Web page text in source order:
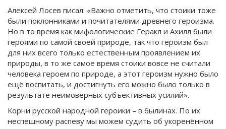
Алексей Лосев писал: «Важно отметить, что стоики тоже
были поклонниками и почитателями древнего героизма.
Но в то время как мифологические Геракл и Ахилл были
героями по самой своей природе, так что героизм был
для них всего только естественным проявлением их
природы, в то же самое время стоики вовсе не считали
человека героем по природе, а этот героизм нужно было
ещё воспитать, и достигнуть его можно было только в
результате неимоверных субъективных усилий».
Корни русской народной героики – в былинах. По их
неспешному распеву мы можем судить об укоренённом